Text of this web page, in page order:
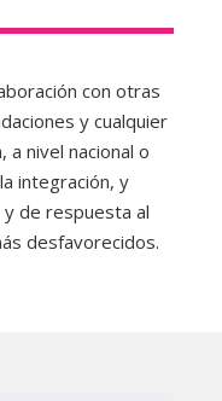
con otras
y cualquier
a nivel nacional o
integración, y
de respuesta al
desfavorecidos.